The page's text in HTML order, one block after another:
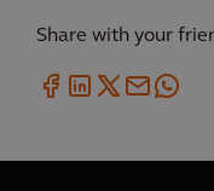
Share with your